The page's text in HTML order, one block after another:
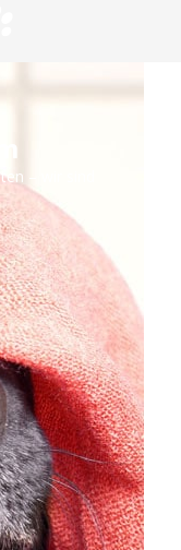
– wir sind